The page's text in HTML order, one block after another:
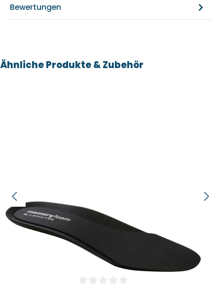
Bewertungen
Produktgalerie überspringen
Ähnliche Produkte & Zubehör